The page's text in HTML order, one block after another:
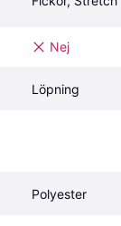
Nej
Löpning
Polyester